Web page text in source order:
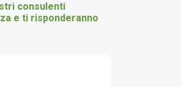
consulenti
e ti risponderanno